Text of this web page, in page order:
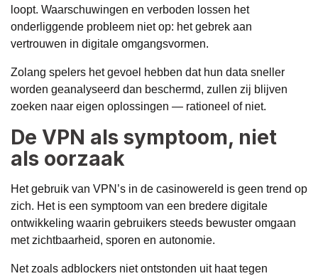
loopt. Waarschuwingen en verboden lossen het
onderliggende probleem niet op: het gebrek aan
vertrouwen in digitale omgangsvormen.
Zolang spelers het gevoel hebben dat hun data sneller
worden geanalyseerd dan beschermd, zullen zij blijven
zoeken naar eigen oplossingen — rationeel of niet.
De VPN als symptoom, niet
als oorzaak
Het gebruik van VPN’s in de casinowereld is geen trend op
zich. Het is een symptoom van een bredere digitale
ontwikkeling waarin gebruikers steeds bewuster omgaan
met zichtbaarheid, sporen en autonomie.
Net zoals adblockers niet ontstonden uit haat tegen